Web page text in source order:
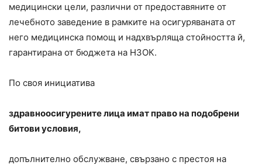
медицински цели, различни от предоставяните от
лечебното заведение в рамките на осигуряваната от
него медицинска помощ и надхвърляща стойността й,
гарантирана от бюджета на НЗОК.
По своя инициатива
здравноосигурените лица имат право на подобрени
битови условия,
допълнително обслужване, свързано с престоя на